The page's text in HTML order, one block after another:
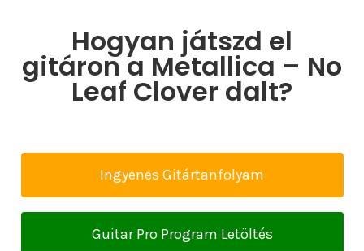
Hogyan játszd el
gitáron a Metallica – No
Leaf Clover dalt?
Ingyenes Gitártanfolyam
Guitar Pro Program Letöltés